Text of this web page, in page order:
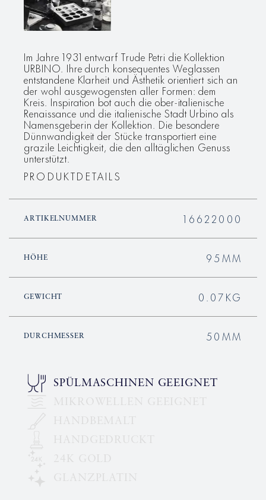
Im Jahre 1931 entwarf Trude Petri die Kollektion
URBINO. Ihre durch konsequentes Weglassen
entstandene Klarheit und Ästhetik orientiert sich an
der wohl ausgewogensten aller Formen: dem
Kreis. Inspiration bot auch die ober-italienische
Renaissance und die italienische Stadt Urbino als
Namensgeberin der Kollektion. Die besondere
Dünnwandigkeit der Stücke transportiert eine
grazile Leichtigkeit, die den alltäglichen Genuss
unterstützt.
PRODUKTDETAILS
ARTIKELNUMMER 16622000
HÖHE 95MM
GEWICHT 0.07KG
DURCHMESSER 50MM
SPÜLMASCHINEN GEEIGNET